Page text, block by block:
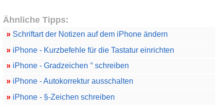
Ähnliche Tipps:
»Schriftart der Notizen auf dem iPhone ändern
»iPhone - Kurzbefehle für die Tastatur einrichten
»iPhone - Gradzeichen ° schreiben
»iPhone - Autokorrektur ausschalten
»iPhone - §-Zeichen schreiben